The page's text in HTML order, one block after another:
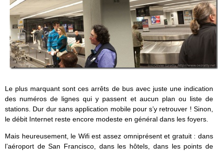
Le plus marquant sont ces arrêts de bus avec juste une indication
des numéros de lignes qui y passent et aucun plan ou liste de
stations. Dur dur sans application mobile pour s’y retrouver ! Sinon,
le débit Internet reste encore modeste en général dans les foyers.
Mais heureusement, le Wifi est assez omniprésent et gratuit : dans
l’aéroport de San Francisco, dans les hôtels, dans les points de